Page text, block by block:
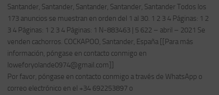
Santander, Santander, Santander, Santander, Santander Todos los
173 anuncios se muestran en orden del 1 al 30. 1 2 3 4 Páginas: 1 2
3 4 Páginas: 1 2 3 4 Páginas: 1 N-883463 | 5 622 – abril – 2021 Se
venden cachorros. COCKAPOO, Santander, España [[Para más
información, póngase en contacto conmigo en
loweforyolande0974@gmail.com]]
Por favor, póngase en contacto conmigo a través de WhatsApp o
correo electrónico en el +34 692253897 o